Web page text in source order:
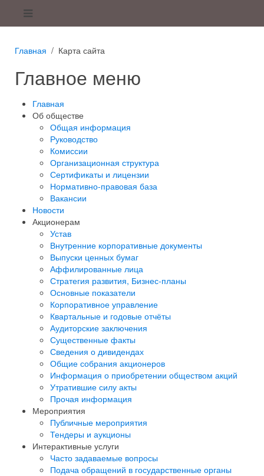
Главная Карта сайта
Главное меню
Главная
Об обществе
Общая информация
Руководство
Комиссии
Организационная структура
Сертификаты и лицензии
Нормативно-правовая база
Вакансии
Новости
Акционерам
Устав
Внутренние корпоративные документы
Выпуски ценных бумаг
Аффилированные лица
Стратегия развития, Бизнес-планы
Основные показатели
Корпоративное управление
Квартальные и годовые отчёты
Аудиторские заключения
Существенные факты
Сведения о дивидендах
Общие собрания акционеров
Информация о приобретении обществом акций
Утратившие силу акты
Прочая информация
Мероприятия
Публичные мероприятия
Тендеры и аукционы
Интерактивные услуги
Часто задаваемые вопросы
Подача обращений в государственные органы